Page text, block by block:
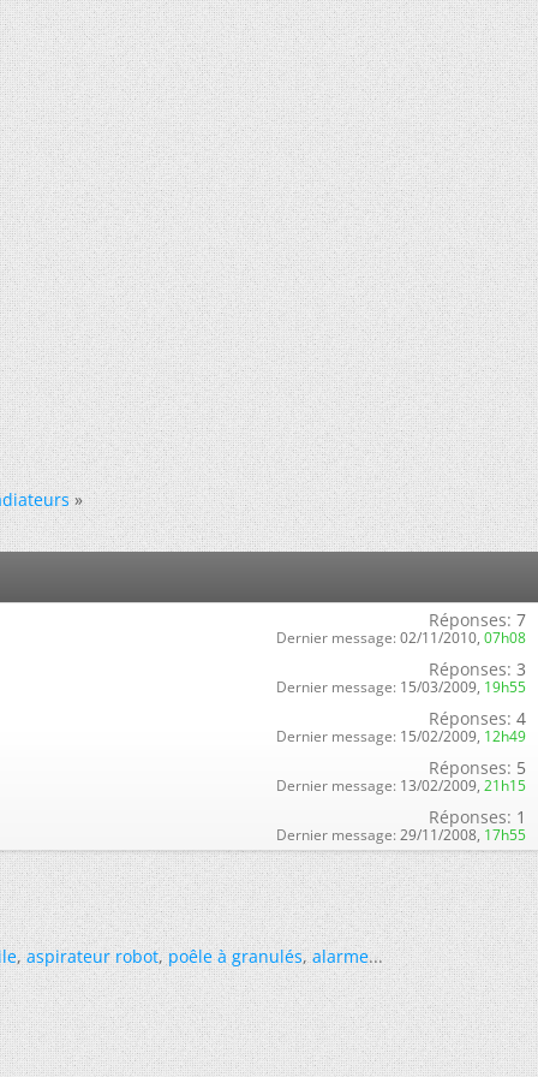
»
Réponses: 7
Dernier message: 02/11/2010, 07h08
Réponses: 3
Dernier message: 15/03/2009, 19h55
Réponses: 4
Dernier message: 15/02/2009, 12h49
Réponses: 5
Dernier message: 13/02/2009, 21h15
Réponses: 1
Dernier message: 29/11/2008, 17h55
,aspirateur robot,poêle à granulés,alarme...